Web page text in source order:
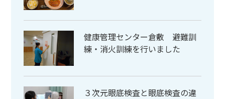
健康管理センター倉敷 避難訓
練・消火訓練を行いました
３次元眼底検査と眼底検査の違